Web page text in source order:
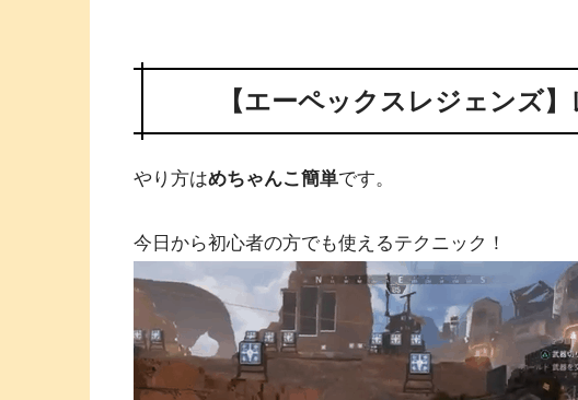
【エーペックスレジェンズ
やり方はめちゃんこ簡単です。
今日から初心者の方でも使えるテクニック！